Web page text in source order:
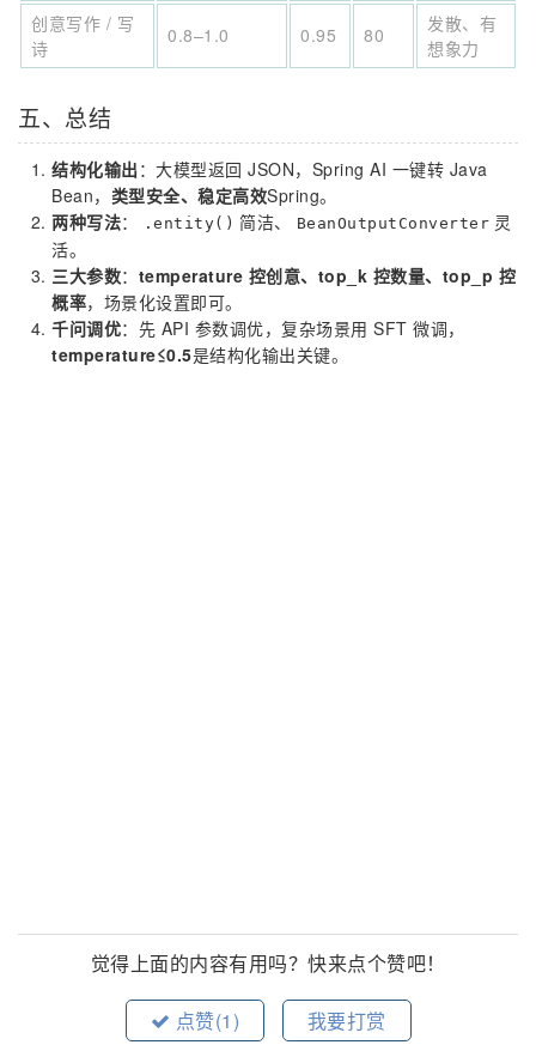
创意写作 / 写
诗
0.8–1.0 0.95 80
发散、有
想象力
五、总结
结构化输出 ：大模型返回 JSON，Spring AI 一键转 Java
Bean， 类型安全、稳定高效Spring。
两种写法： .entity() 简洁、 BeanOutputConverter 灵
活。
三大参数： temperature 控创意、top_k 控数量、top_p 控
概率，场景化设置即可。
千问调优：先 API 参数调优，复杂场景用 SFT 微调，
temperature≤0.5是结构化输出关键。
觉得上面的内容有用吗？快来点个赞吧！
点赞(1) 我要打赏